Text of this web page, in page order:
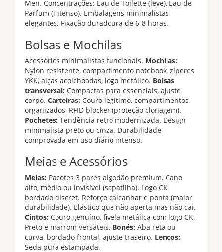
Men. Concentrações: Eau de Toilette (leve), Eau de
Parfum (intenso). Embalagens minimalistas
elegantes. Fixação duradoura de 6-8 horas.
Bolsas e Mochilas
Acessórios minimalistas funcionais. Mochilas:
Nylon resistente, compartimento notebook, zíperes
YKK, alças acolchoadas, logo metálico. Bolsas
transversal: Compactas para essenciais, ajuste
corpo. Carteiras: Couro legítimo, compartimentos
organizados, RFID blocker (proteção clonagem).
Pochetes: Tendência retro modernizada. Design
minimalista preto ou cinza. Durabilidade
comprovada em uso diário intenso.
Meias e Acessórios
Meias: Pacotes 3 pares algodão premium. Cano
alto, médio ou invisível (sapatilha). Logo CK
bordado discret. Reforço calcanhar e ponta (maior
durabilidade). Elástico que não aperta mas não cai.
Cintos: Couro genuíno, fivela metálica com logo CK.
Preto e marrom versáteis. Bonés: Aba reta ou
curva, bordado frontal, ajuste traseiro. Lenços:
Seda pura estampada.